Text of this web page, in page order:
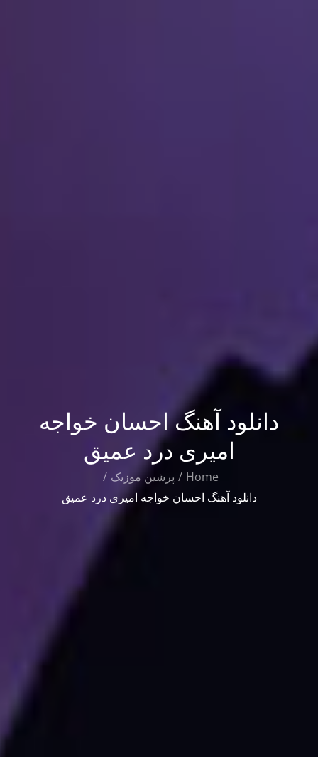
دانلود آهنگ احسان خواجه
امیری درد عمیق
Home
پرشین موزیک
دانلود آهنگ احسان خواجه امیری درد عمیق